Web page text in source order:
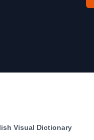
Visual Dictionary